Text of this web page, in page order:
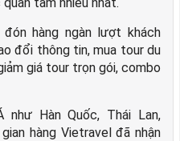
hàng ngàn lượt khách
đổi thông tin, mua tour du
giá tour trọn gói, combo
như Hàn Quốc, Thái Lan,
hàng Vietravel đã nhận